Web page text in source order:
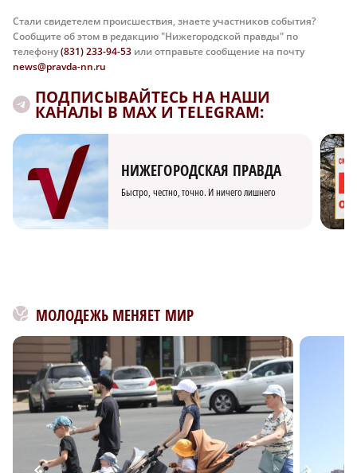
Стали свидетелем происшествия, знаете участников события?
Сообщите об этом в редакцию "Нижегородской правды" по
телефону(831) 233-94-53 или отправьте сообщение на почту
news@pravda-nn.ru
ПОДПИСЫВАЙТЕСЬ НА НАШИ
КАНАЛЫ В MAX И TELEGRAM:
НИЖЕГОРОДСКАЯ ПРАВДА
Быстро, честно, точно. И ничего лишнего
МОЛОДЕЖЬ МЕНЯЕТ МИР